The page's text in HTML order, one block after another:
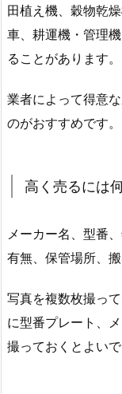
田植え機、穀物乾
車、耕運機・管理
ることがあります。
業者によって得意
のがおすすめです。
高く売るには
メーカー名、型番
有無、保管場所、
写真を複数枚撮っ
に型番プレート、
撮っておくとよいで